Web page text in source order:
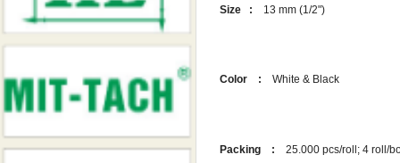
Size : 13 mm (1/2")
Color : White & Black
Packing : 25.000 pcs/roll; 4 roll/